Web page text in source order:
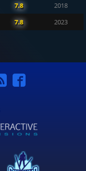
7.8 2018
7.8 2023